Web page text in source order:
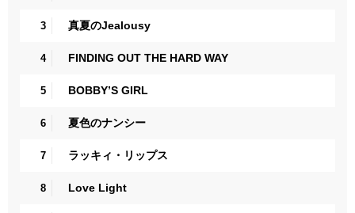
3 真夏のJealousy
4 FINDING OUT THE HARD WAY
5 BOBBY’S GIRL
6 夏色のナンシー
7 ラッキィ・リップス
8 Love Light